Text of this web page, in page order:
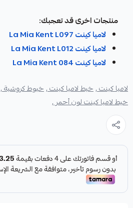
منتجات اخرى قد تعجبك:
لاميا كينت La Mia Kent L097
لاميا كينت La Mia Kent L012
لاميا كينت La Mia Kent 084
لاميا كينت ,خيط لاميا كينت ,خيوط كروشية ,
خيط لاميا كينت لون أحمر ,